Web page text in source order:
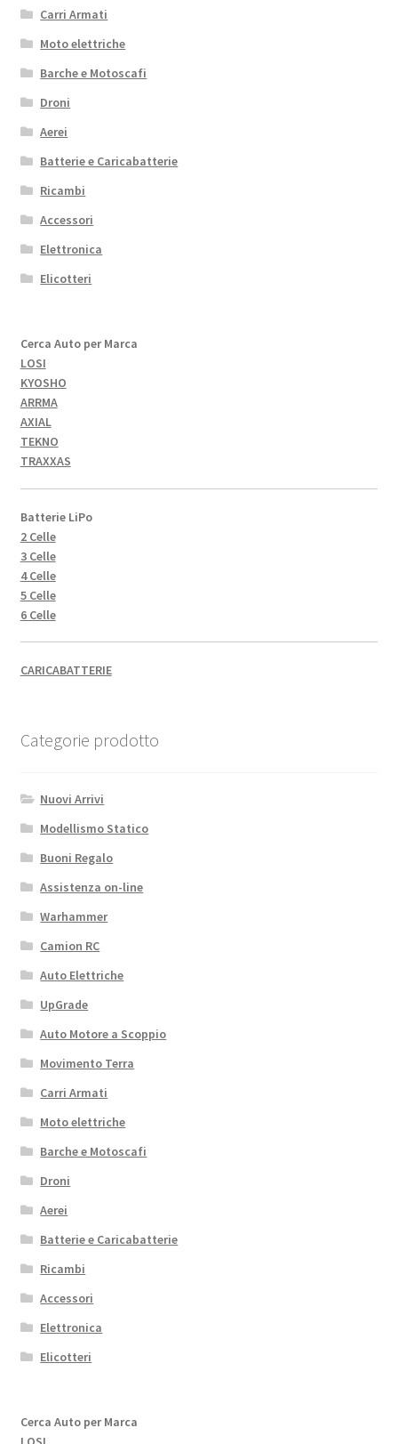
Carri Armati
Moto elettriche
Barche e Motoscafi
Droni
Aerei
Batterie e Caricabatterie
Ricambi
Accessori
Elettronica
Elicotteri
Cerca Auto per Marca
LOSI
KYOSHO
ARRMA
AXIAL
TEKNO
TRAXXAS
Batterie LiPo
2 Celle
3 Celle
4 Celle
5 Celle
6 Celle
CARICABATTERIE
Categorie prodotto
Nuovi Arrivi
Modellismo Statico
Buoni Regalo
Assistenza on-line
Warhammer
Camion RC
Auto Elettriche
UpGrade
Auto Motore a Scoppio
Movimento Terra
Carri Armati
Moto elettriche
Barche e Motoscafi
Droni
Aerei
Batterie e Caricabatterie
Ricambi
Accessori
Elettronica
Elicotteri
Cerca Auto per Marca